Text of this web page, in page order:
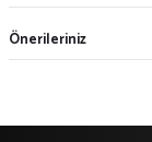
Önerileriniz